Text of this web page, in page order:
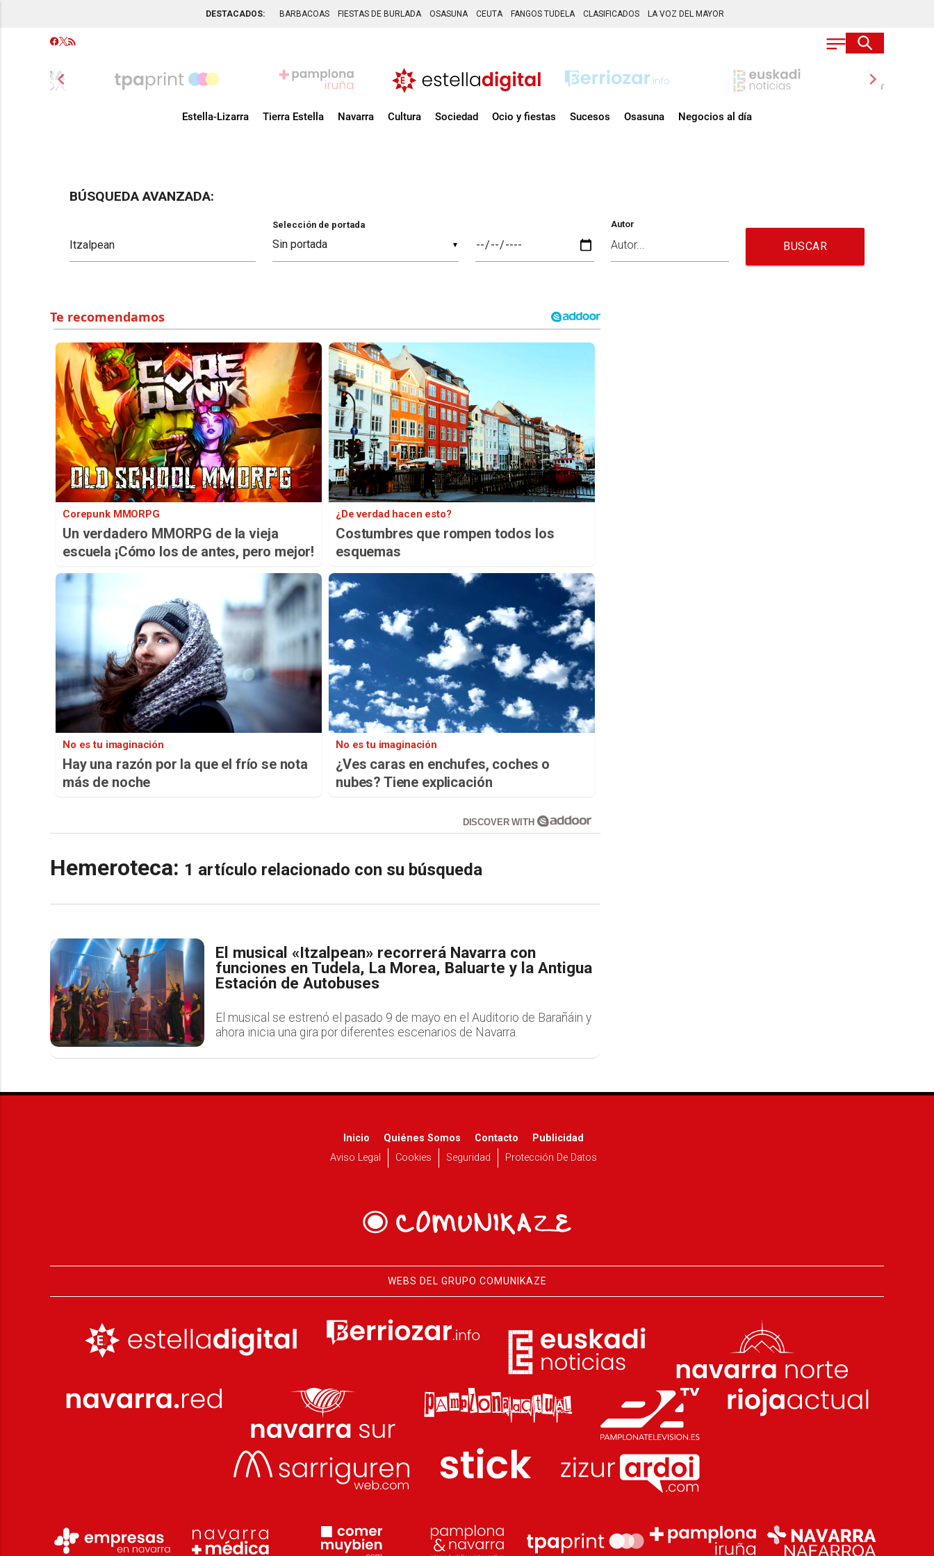
DESTACADOS: BARBACOAS FIESTAS DE BURLADA OSASUNA CEUTA FANGOS TUDELA CLASIFICADOS LA VOZ DEL MAYOR
chevron_left chevron_right
Estella-Lizarra Tierra Estella Navarra Cultura Sociedad Ocio y fiestas Sucesos Osasuna Negocios al día
BÚSQUEDA AVANZADA:
▼
Selección de portada Autor
BUSCAR
Corepunk MMORPG
Un verdadero MMORPG de la vieja
escuela ¡Cómo los de antes, pero mejor!
¿De verdad hacen esto?
Costumbres que rompen todos los
esquemas
No es tu imaginación
Hay una razón por la que el frío se nota
más de noche
No es tu imaginación
¿Ves caras en enchufes, coches o
nubes? Tiene explicación
DISCOVER WITH
Hemeroteca: 1 artículo relacionado con su búsqueda
El musical «Itzalpean» recorrerá Navarra con
funciones en Tudela, La Morea, Baluarte y la Antigua
Estación de Autobuses
El musical se estrenó el pasado 9 de mayo en el Auditorio de Barañáin y
ahora inicia una gira por diferentes escenarios de Navarra.
Inicio Quiénes Somos Contacto
Publicidad
Aviso Legal
Cookies Seguridad Protección De Datos
WEBS DEL GRUPO COMUNIKAZE